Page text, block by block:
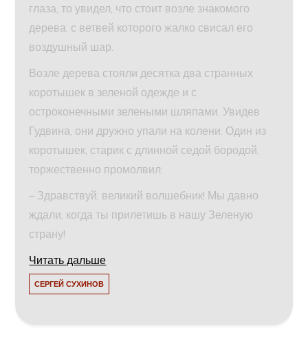
глаза, то увидел, что стоит возле знакомого
дерева, с ветвей которого жалко свисал его
воздушный шар.
Возле дерева стояли десятка два странных
коротышек в зеленой одежде и с
остроконечными зелеными шляпами. Увидев
Гудвина, они дружно упали на колени. Один из
коротышек, старик с длинной седой бородой,
торжественно промолвил:
– Здравствуй, великий волшебник! Мы давно
ждали, когда ты прилетишь в нашу Зеленую
страну!
Читать дальше
СЕРГЕЙ СУХИНОВ